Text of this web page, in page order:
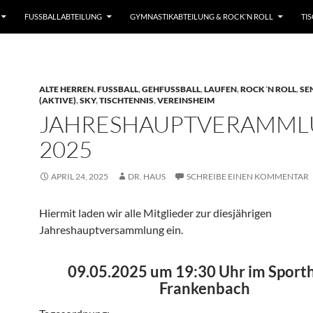
FUSSBALLABTEILUNG GYMNASTIKABTEILUNG & ROCK´N ROLL
ALTE HERREN,FUSSBALL ,GEHFUSSBALL,LAUFEN,ROCK´N ROLL,
(AKTIVE),SKY,TISCHTENNIS,VEREINSHEIM
2025
APRIL 24, 2025 DR. HAUS SCHREIBE EINEN KOMMENTAR
Hiermit laden wir alle Mitglieder zur diesjährigen
Jahreshauptversammlung ein.
09.05.2025 um 19:30 Uhr im
Frankenbach